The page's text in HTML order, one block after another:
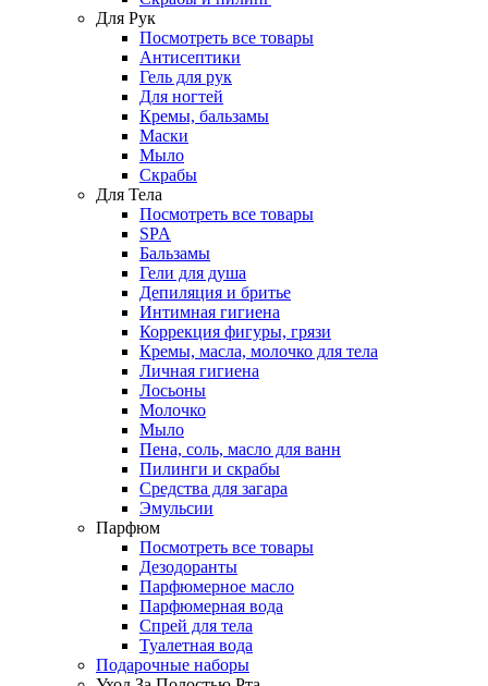
Для Рук
Посмотреть все товары
Антисептики
Гель для рук
Для ногтей
Кремы, бальзамы
Маски
Мыло
Скрабы
Для Тела
Посмотреть все товары
SPA
Бальзамы
Гели для душа
Депиляция и бритье
Интимная гигиена
Коррекция фигуры, грязи
Кремы, масла, молочко для тела
Личная гигиена
Лосьоны
Молочко
Мыло
Пена, соль, масло для ванн
Пилинги и скрабы
Средства для загара
Эмульсии
Парфюм
Посмотреть все товары
Дезодоранты
Парфюмерное масло
Парфюмерная вода
Спрей для тела
Туалетная вода
Подарочные наборы